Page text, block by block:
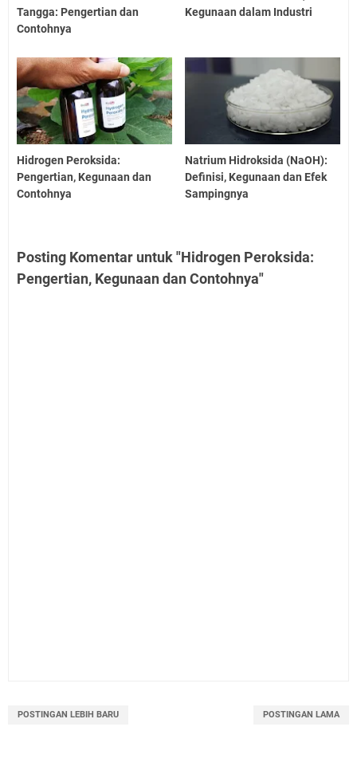
Tangga: Pengertian dan
Contohnya
Kegunaan dalam Industri
Hidrogen Peroksida:
Pengertian, Kegunaan dan
Contohnya
Natrium Hidroksida (NaOH):
Definisi, Kegunaan dan Efek
Sampingnya
Posting Komentar untuk "Hidrogen Peroksida:
Pengertian, Kegunaan dan Contohnya"
POSTINGAN LEBIH BARU POSTINGAN LAMA